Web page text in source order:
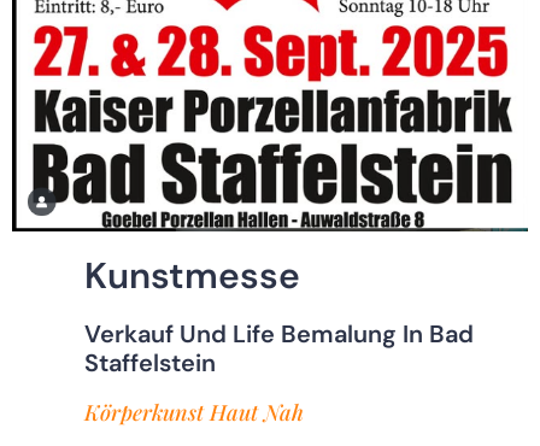
Kunstmesse
Verkauf Und Life Bemalung In Bad
Staffelstein
Körperkunst Haut Nah